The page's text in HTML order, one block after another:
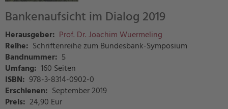
Bankenaufsicht im Dialog 2019
Herausgeber: Prof. Dr. Joachim Wuermeling
Reihe: Schriftenreihe zum Bundesbank-Symposium
Bandnummer: 5
Umfang: 160 Seiten
ISBN: 978-3-8314-0902-0
Erschienen: September 2019
Preis: 24,90 Eur